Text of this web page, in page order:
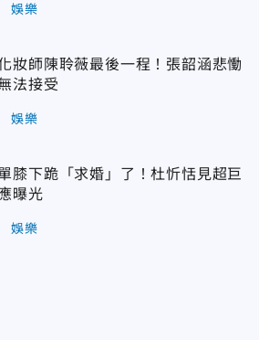
娛樂
妝師陳聆薇最後一程！張韶涵悲慟
法接受
娛樂
膝下跪「求婚」了！杜忻恬見超巨
曝光
娛樂